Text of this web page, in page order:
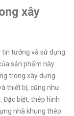
xây
tưởng và sử dụng
sản phẩm này
trong xây dựng
thiết bị, cũng như
Đặc biệt, thép hình
nhà khung thép